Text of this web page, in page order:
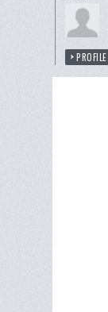
PROFILE